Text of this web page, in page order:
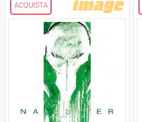
ACQUISTA